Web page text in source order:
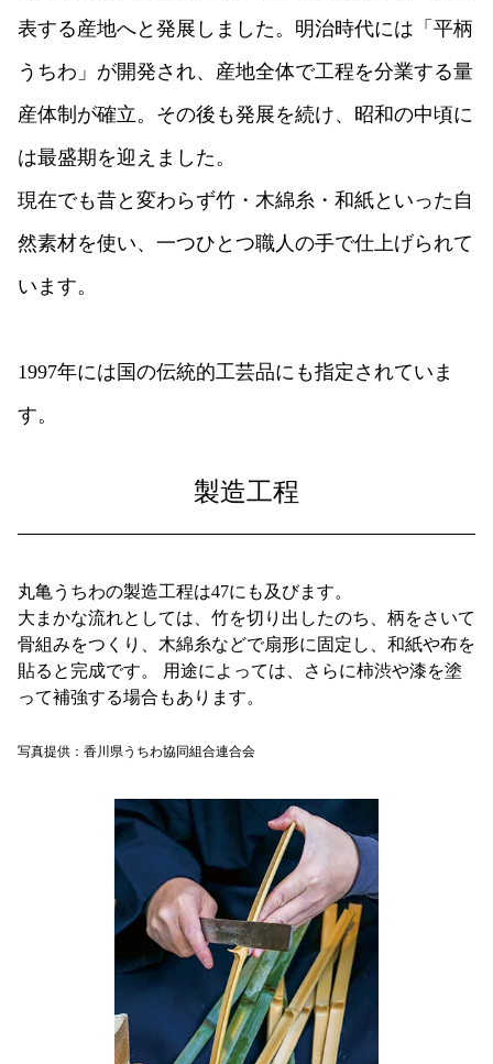
販売取扱店
関連リンク
プライバシーポリシー
お問い合わせ
表する産地へと発展しました。明治時代には「平柄
うちわ」が開発され、産地全体で工程を分業する量
産体制が確立。その後も発展を続け、昭和の中頃に
は最盛期を迎えました。
現在でも昔と変わらず竹・木綿糸・和紙といった自
然素材を使い、一つひとつ職人の手で仕上げられて
います。
1997年には国の伝統的工芸品にも指定されていま
す。
製造工程
丸亀うちわの製造工程は47にも及びます。
大まかな流れとしては、竹を切り出したのち、柄をさいて
骨組みをつくり、木綿糸などで扇形に固定し、和紙や布を
貼ると完成です。 用途によっては、さらに柿渋や漆を塗
って補強する場合もあります。
写真提供：香川県うちわ協同組合連合会